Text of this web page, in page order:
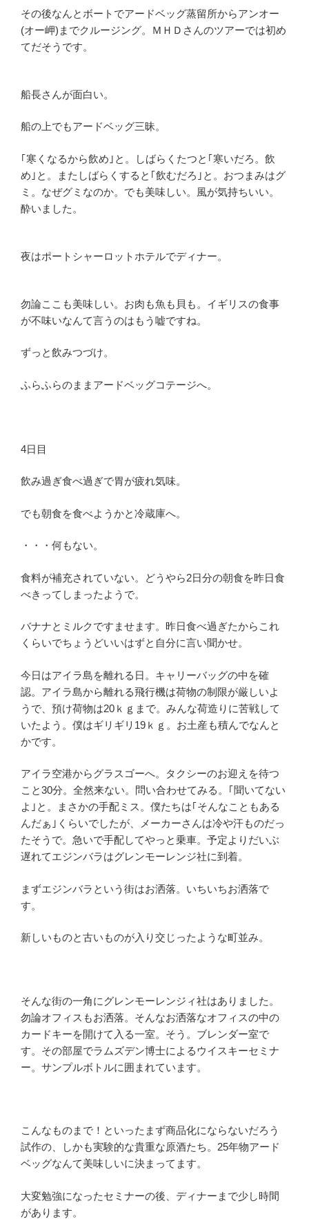
その後なんとボートでアードベッグ蒸留所からアンオー
(オー岬)までクルージング。ＭＨＤさんのツアーでは初め
てだそうです。
船長さんが面白い。
船の上でもアードベッグ三昧。
｢寒くなるから飲め｣と。しばらくたつと｢寒いだろ。飲
め｣と。またしばらくすると｢飲むだろ｣と。おつまみはグ
ミ。なぜグミなのか。でも美味しい。風が気持ちいい。
酔いました。
夜はポートシャーロットホテルでディナー。
勿論ここも美味しい。お肉も魚も貝も。イギリスの食事
が不味いなんて言うのはもう嘘ですね。
ずっと飲みつづけ。
ふらふらのままアードベッグコテージへ。
4日目
飲み過ぎ食べ過ぎで胃が疲れ気味。
でも朝食を食べようかと冷蔵庫へ。
・・・何もない。
食料が補充されていない。どうやら2日分の朝食を昨日食
べきってしまったようで。
バナナとミルクですませます。昨日食べ過ぎたからこれ
くらいでちょうどいいはずと自分に言い聞かせ。
今日はアイラ島を離れる日。キャリーバッグの中を確
認。アイラ島から離れる飛行機は荷物の制限が厳しいよ
うで、預け荷物は20ｋｇまで。みんな荷造りに苦戦して
いたよう。僕はギリギリ19ｋｇ。お土産も積んでなんと
かです。
アイラ空港からグラスゴーへ。タクシーのお迎えを待つ
こと30分。全然来ない。問い合わせてみる。｢聞いてない
よ｣と。まさかの手配ミス。僕たちは｢そんなこともある
んだぁ｣くらいでしたが、メーカーさんは冷や汗ものだっ
たそうで。急いで手配してやっと乗車。予定よりだいぶ
遅れてエジンバラはグレンモーレンジ社に到着。
まずエジンバラという街はお洒落。いちいちお洒落で
す。
新しいものと古いものが入り交じったような町並み。
そんな街の一角にグレンモーレンジィ社はありました。
勿論オフィスもお洒落。そんなお洒落なオフィスの中の
カードキーを開けて入る一室。そう。ブレンダー室で
す。その部屋でラムズデン博士によるウイスキーセミナ
ー。サンプルボトルに囲まれています。
こんなものまで！といったまず商品化にならないだろう
試作の、しかも実験的な貴重な原酒たち。25年物アード
ベッグなんて美味しいに決まってます。
大変勉強になったセミナーの後、ディナーまで少し時間
があります。